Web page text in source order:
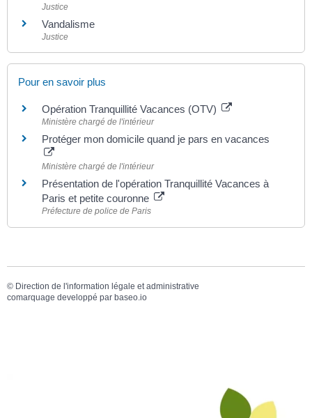
Justice
Vandalisme
Justice
Pour en savoir plus
Opération Tranquillité Vacances (OTV)
Ministère chargé de l'intérieur
Protéger mon domicile quand je pars en vacances
Ministère chargé de l'intérieur
Présentation de l'opération Tranquillité Vacances à
Paris et petite couronne
Préfecture de police de Paris
© Direction de l'information légale et administrative
comarquage developpé par baseo.io